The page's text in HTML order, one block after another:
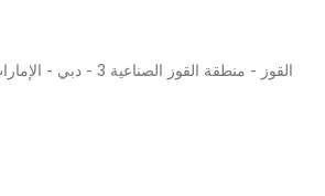
القوز - منطقة القوز